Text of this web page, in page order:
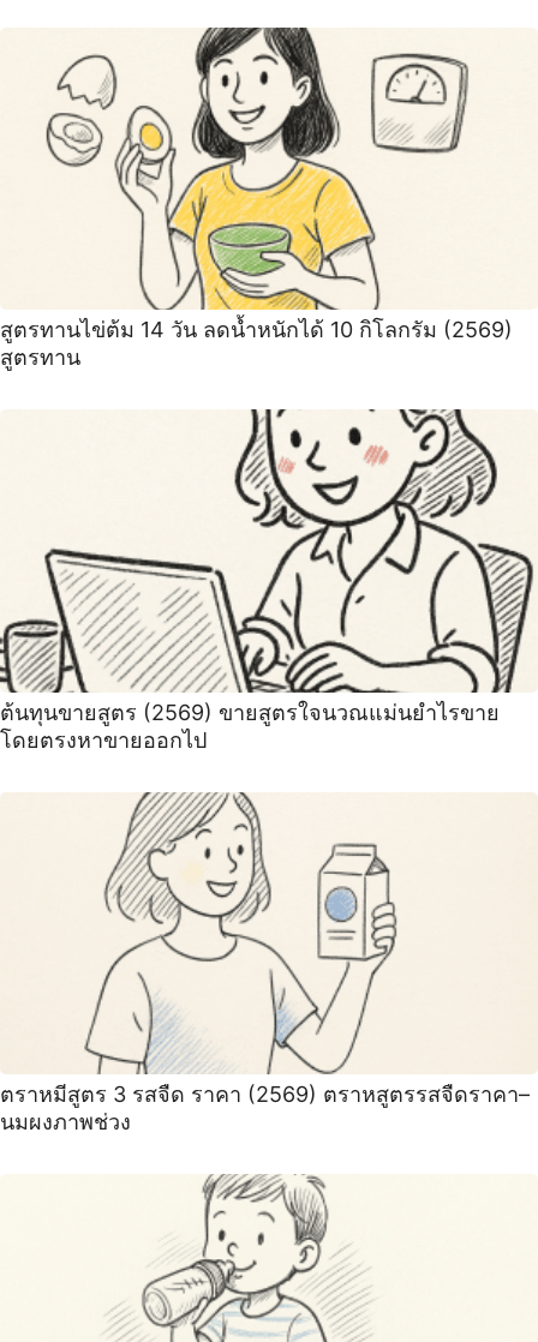
สูตรทานไข่ต้ม 14 วัน ลดน้ำหนักได้ 10 กิโลกรัม (2569)
สูตรทาน
ต้นทุนขายสูตร (2569) ขายสูตรใจนวณแม่นยำไรขาย
โดยตรงหาขายออกไป
ตราหมีสูตร 3 รสจืด ราคา (2569) ตราหสูตรรสจืดราคา–
นมผงภาพช่วง